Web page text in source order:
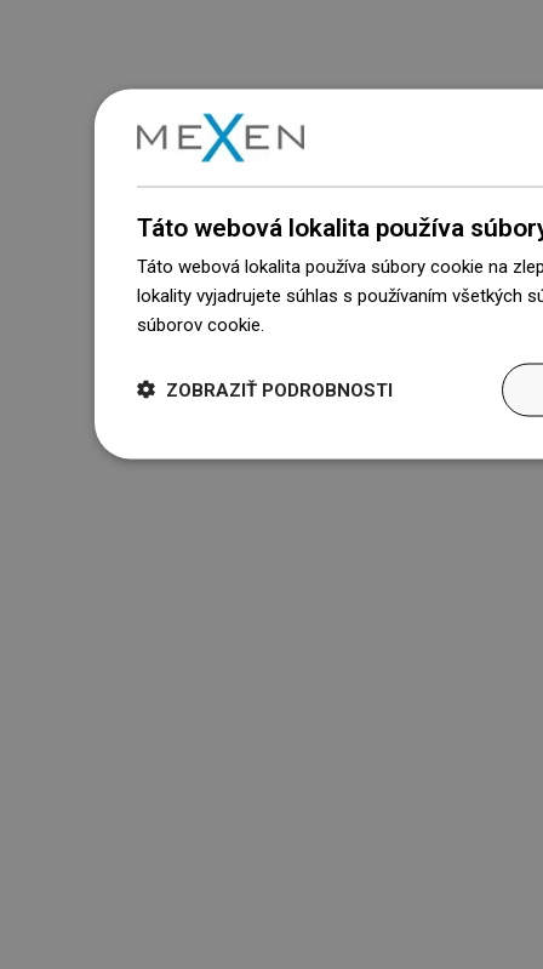
Táto webová lokalita používa
Táto webová lokalita používa súbory cookie na
lokality vyjadrujete súhlas s používaním všetkých
súborov cookie.
ZOBRAZIŤ PODROBNOSTI